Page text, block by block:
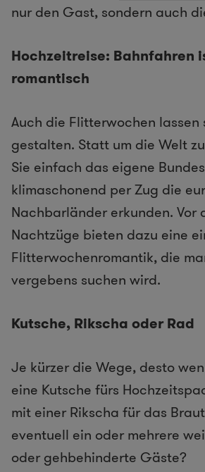
nur den Gast, sondern auch
Hochzeitreise: Bahnfahren
romantisch
Auch die Flitterwochen
gestalten. Statt um die Welt
Sie einfach das eigene
klimaschonend per Zug die
Nachbarländer erkunden. Vor
Nachtzüge bieten dazu eine
Flitterwochenromantik, die
vergebens suchen wird.
Kutsche, Rikscha oder Rad
Je kürzer die Wege, desto
eine Kutsche fürs
mit einer Rikscha für das
eventuell ein oder mehrere
oder gehbehinderte Gäste?